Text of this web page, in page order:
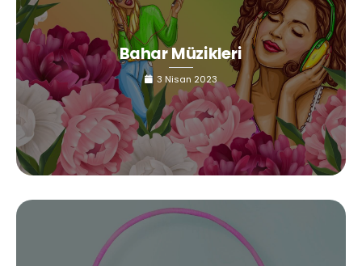
Bahar Müzikleri
3 Nisan 2023